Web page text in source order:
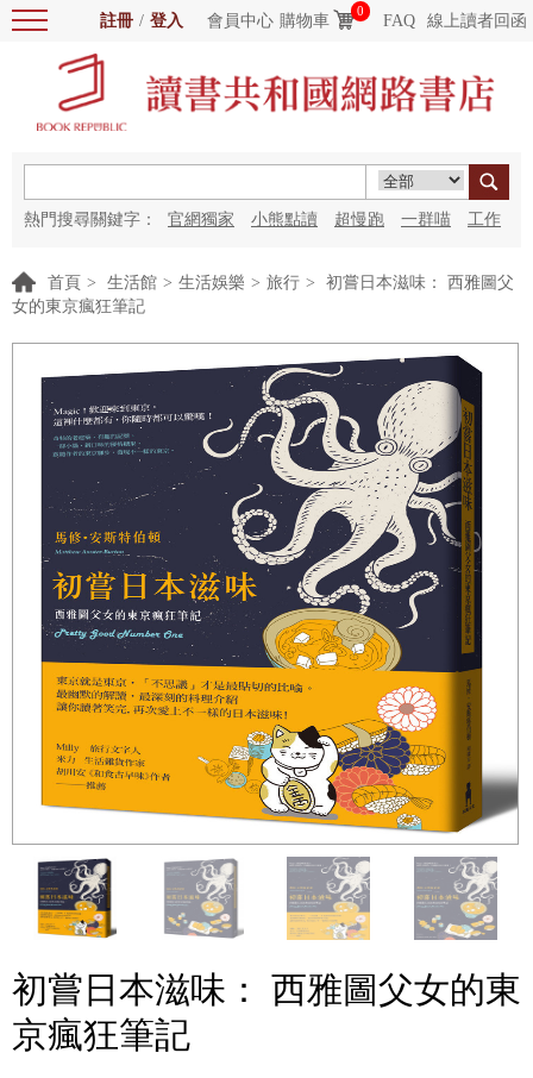
註冊 / 登入 會員中心 購物車
0
FAQ 線上讀者回函
熱門搜尋關鍵字： 官網獨家 小熊點讀 超慢跑 一群喵 工作
首頁 > 生活館 > 生活娛樂 > 旅行 >
初嘗日本滋味： 西雅圖父
女的東京瘋狂筆記
初嘗日本滋味： 西雅圖父女的東
京瘋狂筆記